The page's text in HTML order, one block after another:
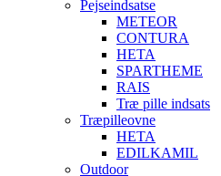
Pejseindsatse
METEOR
CONTURA
HETA
SPARTHEME
RAIS
Træ pille indsats
Træpilleovne
HETA
EDILKAMIL
Outdoor